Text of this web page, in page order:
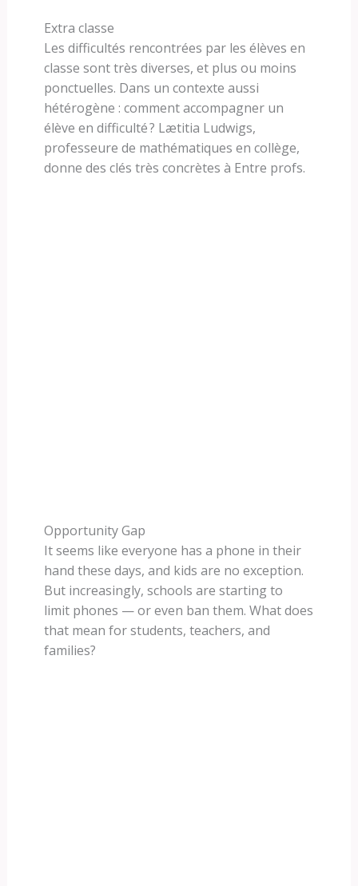
Extra classe
Les difficultés rencontrées par les élèves en
classe sont très diverses, et plus ou moins
ponctuelles. Dans un contexte aussi
hétérogène : comment accompagner un
élève en difficulté ? Lætitia Ludwigs,
professeure de mathématiques en collège,
donne des clés très concrètes à Entre profs.
Opportunity Gap
It seems like everyone has a phone in their
hand these days, and kids are no exception.
But increasingly, schools are starting to
limit phones — or even ban them. What does
that mean for students, teachers, and
families?